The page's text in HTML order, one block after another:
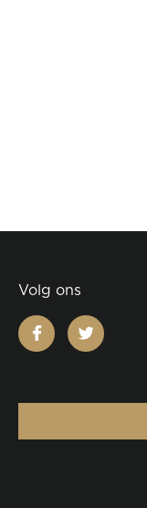
Volg ons
facebooktwitter